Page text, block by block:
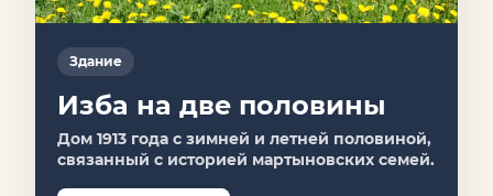
Здание
Изба на две половины
Дом 1913 года с зимней и летней половиной,
связанный с историей мартыновских семей.